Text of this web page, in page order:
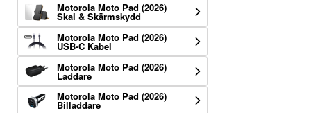
Motorola Moto Pad (2026)
Skal & Skärmskydd
Motorola Moto Pad (2026)
USB-C Kabel
Motorola Moto Pad (2026)
Laddare
Motorola Moto Pad (2026)
Billaddare